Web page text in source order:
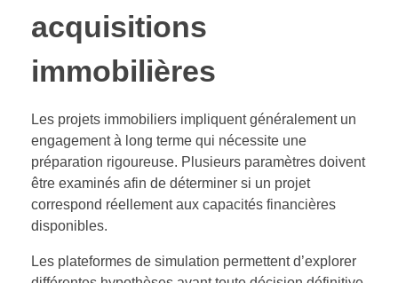
acquisitions
immobilières
Les projets immobiliers impliquent généralement un
engagement à long terme qui nécessite une
préparation rigoureuse. Plusieurs paramètres doivent
être examinés afin de déterminer si un projet
correspond réellement aux capacités financières
disponibles.
Les plateformes de simulation permettent d’explorer